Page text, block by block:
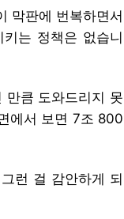
막판에 번복하면서
는 정책은 없습니
만큼 도와드리지 못
에서 보면 7조 800
런 걸 감안하게 되